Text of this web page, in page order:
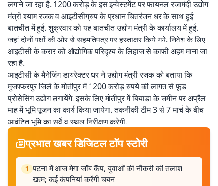
लगाने जा रहा है. 1200 करोड़ के इस इन्वेस्टमेंट पर फायनल रजामंदी उद्योग
मंत्री श्याम रजक व आइटीसीग्रुप के प्रधान चितरंजन धर के साथ हुई
बातचीत में हुई. शुक्रवार को यह बातचीत उद्योग मंत्री के कार्यालय में हुई.
जहां दोनों पक्षों की ओर से सहमतिपत्र पर हस्ताक्षर किये गये. निवेश के लिए
आइटीसी के करार को औद्योगिक परिदृश्य के लिहाज से काफी अहम माना जा
रहा है.
आइटीसी के मैनेजिंग डायरेक्टर धर ने उद्योग मंत्री रजक को बताया कि
मुजफ्फरपुर जिले के मोतीपुर में 1200 करोड़ रुपये की लागत से फूड
प्रोसेसिंग उद्योग लगायेंगे. इसके लिए मोतीपुर में बियाडा के जमीन पर अप्रैल
माह में भूमि पूजन का कार्य किया जायेगा. तकनीकी टीम 3 से 7 मार्च के बीच
आवंटित भूमि का सर्वे व स्थल निरीक्षण करेगी.
प्रभात खबर डिजिटल टॉप स्टोरी
1 पटना में आज मेगा जॉब कैंप, युवाओं की नौकरी की तलाश
खत्म; कई कंपनियां करेंगी चयन